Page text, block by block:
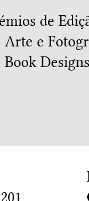
de
Arte e